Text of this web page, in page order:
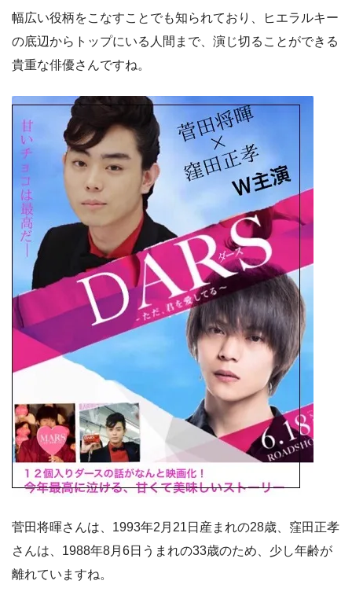
幅広い役柄をこなすことでも知られており、ヒエラルキー
の底辺からトップにいる人間まで、演じ切ることができる
貴重な俳優さんですね。
菅田将暉さんは、1993年2月21日産まれの28歳、窪田正孝
さんは、1988年8月6日うまれの33歳のため、少し年齢が
離れていますね。